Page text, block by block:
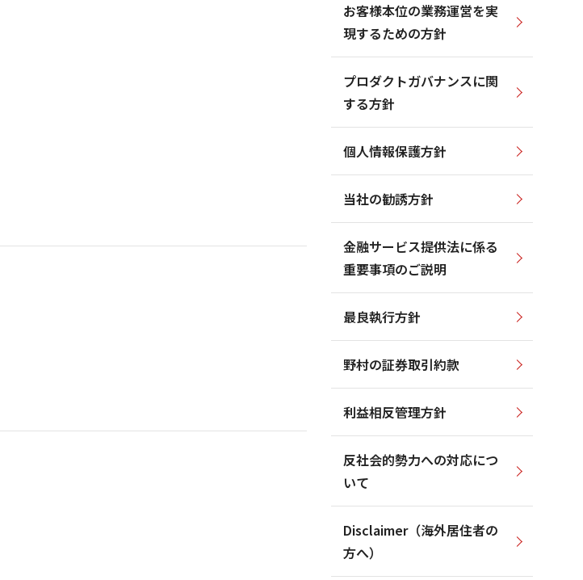
お客様本位の業務運営を実
現するための方針
プロダクトガバナンスに関
する方針
個人情報保護方針
当社の勧誘方針
金融サービス提供法に係る
重要事項のご説明
最良執行方針
野村の証券取引約款
利益相反管理方針
反社会的勢力への対応につ
いて
Disclaimer（海外居住者の
方へ）